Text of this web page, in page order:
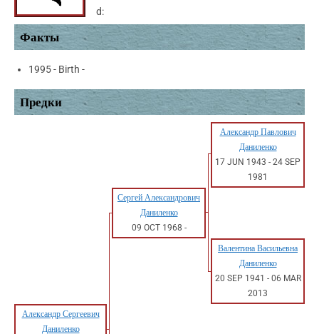
d:
Факты
1995 - Birth -
Предки
Александр Павлович
Даниленко
17 JUN 1943 - 24 SEP
1981
Сергей Александрович
Даниленко
09 OCT 1968 -
Валентина Васильевна
Даниленко
20 SEP 1941 - 06 MAR
2013
Александр Сергеевич
Даниленко